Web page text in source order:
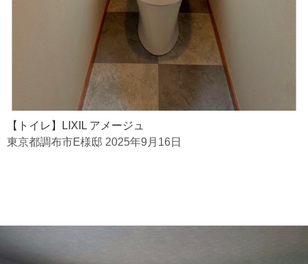
【トイレ】LIXIL アメージュ
東京都調布市E様邸 2025年9月16日